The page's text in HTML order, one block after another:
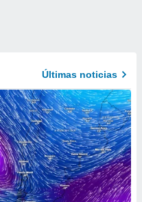
Últimas noticias